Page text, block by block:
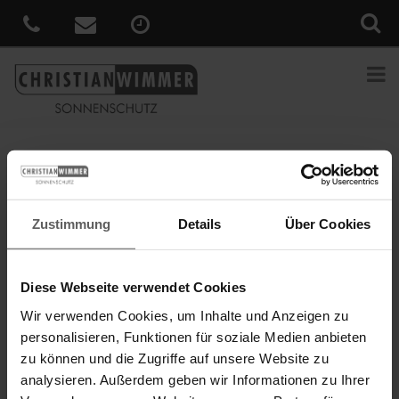
Zustimmung Details Über Cookies
Diese Webseite verwendet Cookies
Wir verwenden Cookies, um Inhalte und Anzeigen zu
personalisieren, Funktionen für soziale Medien anbieten
zu können und die Zugriffe auf unsere Website zu
analysieren. Außerdem geben wir Informationen zu Ihrer
Sie sind hier:
Zetra – die neue Lamelle für
Außenjalousien im modernen, geradlinigen Design
Veröffentlicht
am
17. Dezember 2021
Zetra – die neue Lamelle für
geradlinigen Design
Modern geradlinig. Einzigartig flexibel. Die neue Zetra Lamelle
von WAREMA passt sich mit ihrer geradlinigen Geometrie
harmonisch in die moderne Fassade ein. Neben einem optimalen
Hitze-, Blend- und Sichtschutz bietet die neue Lamelle auch eine